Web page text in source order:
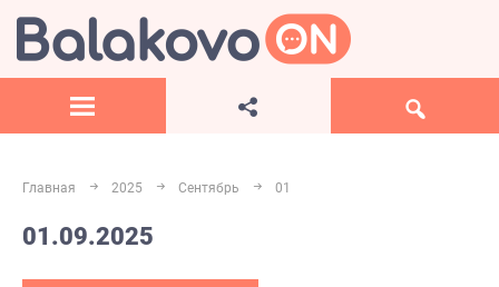
Главная 2025 Сентябрь 01
01.09.2025